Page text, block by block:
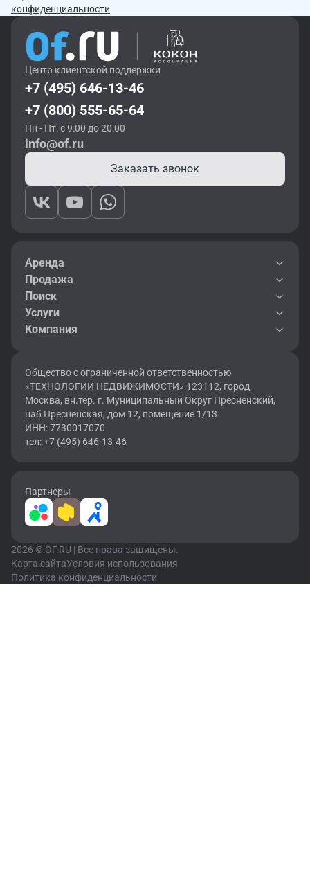
конфиденциальности
Центр клиентской поддержки
+7 (495) 646-13-46
+7 (800) 555-65-64
Пн - Пт: с 9:00 до 20:00
info@of.ru
Заказать звонок
Аренда
Продажа
Поиск
Услуги
Компания
Общество с ограниченной ответственностью
«ТЕХНОЛОГИИ НЕДВИЖИМОСТИ» 123112, город
Москва, вн.тер. г. Муниципальный Округ Пресненский,
наб Пресненская, дом 12, помещение 1/13
ИНН: 7730017070
тел: +7 (495) 646-13-46
Партнеры
2026 © OF.RU | Все права защищены.
Карта сайтаУсловия использования
Политика конфиденциальности